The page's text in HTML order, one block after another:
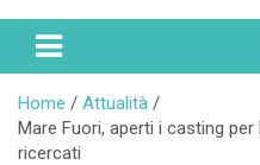
Spraynews.it
Home
Attualità
Mare Fuori, aperti i casting
ricercati